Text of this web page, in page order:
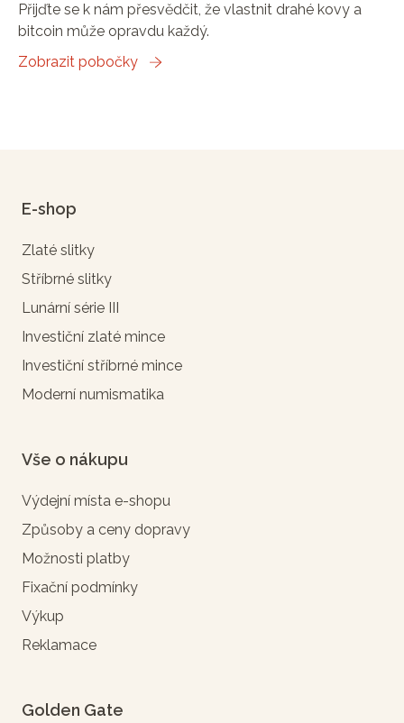
Přijďte se k nám přesvědčit, že vlastnit drahé kovy a
bitcoin může opravdu každý.
Zobrazit pobočky
E-shop
Zlaté slitky
Stříbrné slitky
Lunární série III
Investiční zlaté mince
Investiční stříbrné mince
Moderní numismatika
Vše o nákupu
Výdejní místa e-shopu
Způsoby a ceny dopravy
Možnosti platby
Fixační podmínky
Výkup
Reklamace
Golden Gate